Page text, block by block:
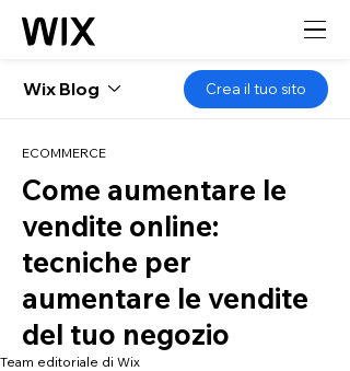
Wix Blog Crea il tuo sito
ECOMMERCE
Come aumentare le
vendite online:
tecniche per
aumentare le vendite
del tuo negozio
Team editoriale di Wix